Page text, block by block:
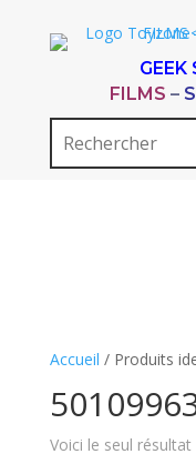
GEEK
FILMS –
Accueil / Produits
Voici le seul résultat